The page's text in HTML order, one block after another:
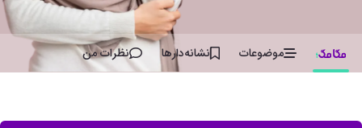
موضوعات نشانه‌دار‌ها نظرات من